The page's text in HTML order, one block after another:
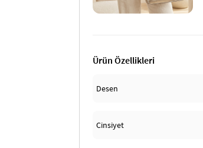
Ürün Özellikleri
Desen
Cinsiyet